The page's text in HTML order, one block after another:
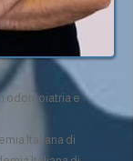
odontoiatria e
Italiana di